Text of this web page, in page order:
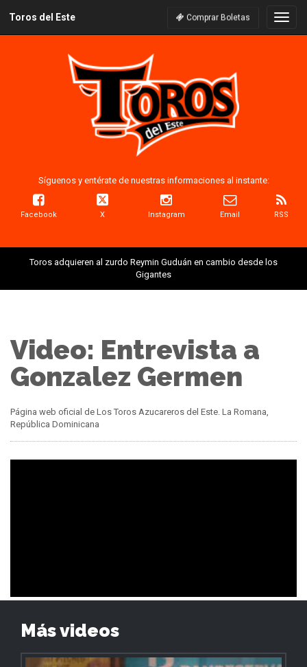
Toros del Este Comprar Boletas
Síguenos y entérate de nuestras informaciones al instante:
Facebook X Instagram Email RSS
Toros adquieren al zurdo Reymin Guduán en cambio desde los
Gigantes
Video: Entrevista a
Gonzalez Germen
Página web oficial de Los Toros Azucareros del Este. La Romana,
República Dominicana
Más videos